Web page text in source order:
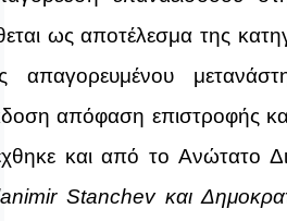
ως αποτέλεσμα της
απαγορευμένου
απόφαση επιστροφής
και από το Ανώτατο
Stanchevκαι